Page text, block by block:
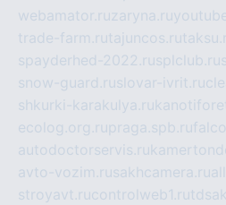
webamator.ruzaryna.ru
trade-farm.rutajuncos.ru
spayderhed-2022.rusplclub.ru
snow-guard.ruslovar-ivrit.ru
shkurki-karakulya.ru
ecolog.org.rupraga.spb.ru
autodoctorservis.ru
avto-vozim.rusakhcamera.ru
stroyavt.rucontrolweb1.ru